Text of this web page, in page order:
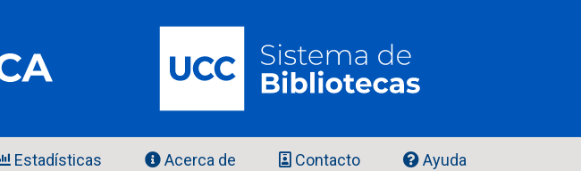
Estadísticas Acerca de Contacto Ayuda